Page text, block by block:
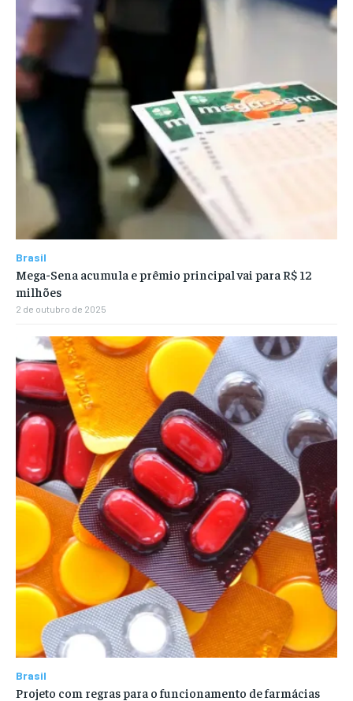
Brasil
Mega-Sena acumula e prêmio principal vai para R$ 12
milhões
2 de outubro de 2025
Brasil
Projeto com regras para o funcionamento de farmácias